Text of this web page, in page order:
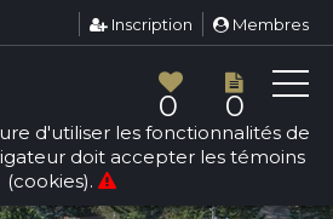
Inscription Membres
0 0
d'utiliser les fonctionnalités de
doit accepter les témoins
(cookies).